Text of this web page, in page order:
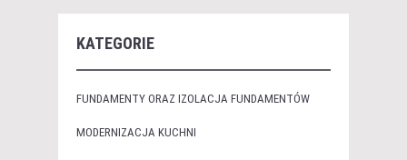
KATEGORIE
FUNDAMENTY ORAZ IZOLACJA FUNDAMENTÓW
MODERNIZACJA KUCHNI